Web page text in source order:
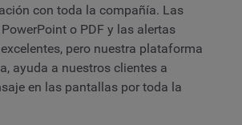
con toda la compañía. Las
o PDF y las alertas
pero nuestra plataforma
ayuda a nuestros clientes a
en las pantallas por toda la